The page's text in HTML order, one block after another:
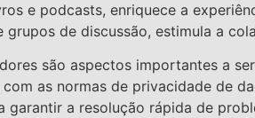
e podcasts, enriquece a
de discussão, estimula a
são aspectos importantes a
as normas de privacidade de
a resolução rápida de